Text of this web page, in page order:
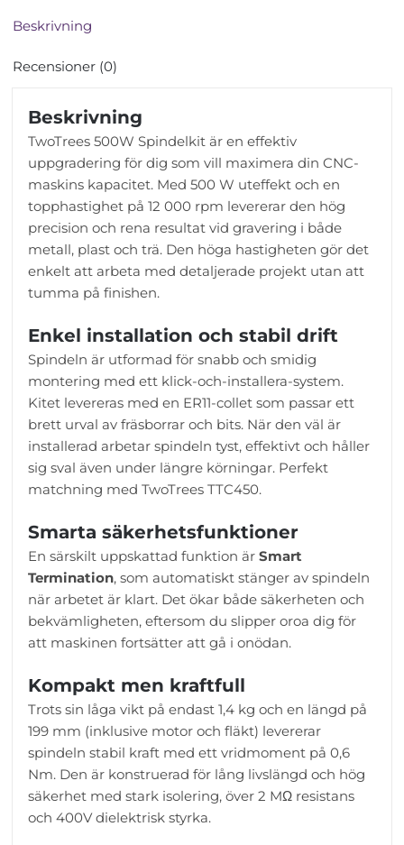
Beskrivning
Recensioner (0)
Beskrivning
TwoTrees 500W Spindelkit är en effektiv
uppgradering för dig som vill maximera din CNC-
maskins kapacitet. Med 500 W uteffekt och en
topphastighet på 12 000 rpm levererar den hög
precision och rena resultat vid gravering i både
metall, plast och trä. Den höga hastigheten gör det
enkelt att arbeta med detaljerade projekt utan att
tumma på finishen.
Enkel installation och stabil drift
Spindeln är utformad för snabb och smidig
montering med ett klick-och-installera-system.
Kitet levereras med en ER11-collet som passar ett
brett urval av fräsborrar och bits. När den väl är
installerad arbetar spindeln tyst, effektivt och håller
sig sval även under längre körningar. Perfekt
matchning med TwoTrees TTC450.
Smarta säkerhetsfunktioner
En särskilt uppskattad funktion ärSmart
Termination, som automatiskt stänger av spindeln
när arbetet är klart. Det ökar både säkerheten och
bekvämligheten, eftersom du slipper oroa dig för
att maskinen fortsätter att gå i onödan.
Kompakt men kraftfull
Trots sin låga vikt på endast 1,4 kg och en längd på
199 mm (inklusive motor och fläkt) levererar
spindeln stabil kraft med ett vridmoment på 0,6
Nm. Den är konstruerad för lång livslängd och hög
säkerhet med stark isolering, över 2 MΩ resistans
och 400V dielektrisk styrka.